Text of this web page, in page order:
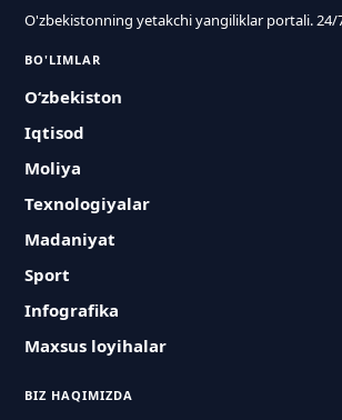
O'zbekistonning yetakchi yangiliklar portali. 24/
BO'LIMLAR
O‘zbekiston
Iqtisod
Moliya
Texnologiyalar
Madaniyat
Sport
Infografika
Maxsus loyihalar
BIZ HAQIMIZDA